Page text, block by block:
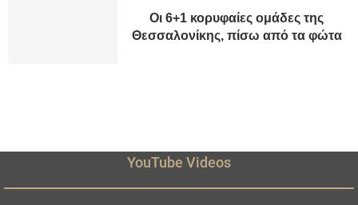
Οι 6+1 κορυφαίες ομάδες της
Θεσσαλονίκης, πίσω από τα φώτα
YouTube Videos